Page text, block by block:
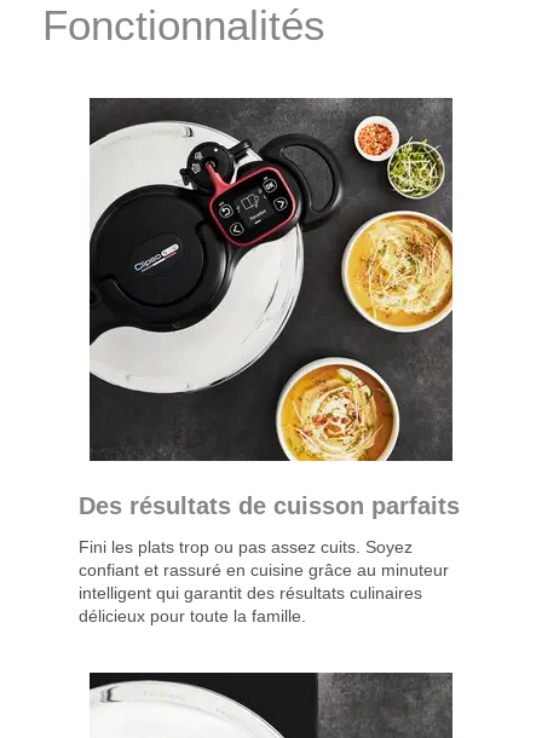
Fonctionnalités
Des résultats de cuisson parfaits
Fini les plats trop ou pas assez cuits. Soyez
confiant et rassuré en cuisine grâce au minuteur
intelligent qui garantit des résultats culinaires
délicieux pour toute la famille.